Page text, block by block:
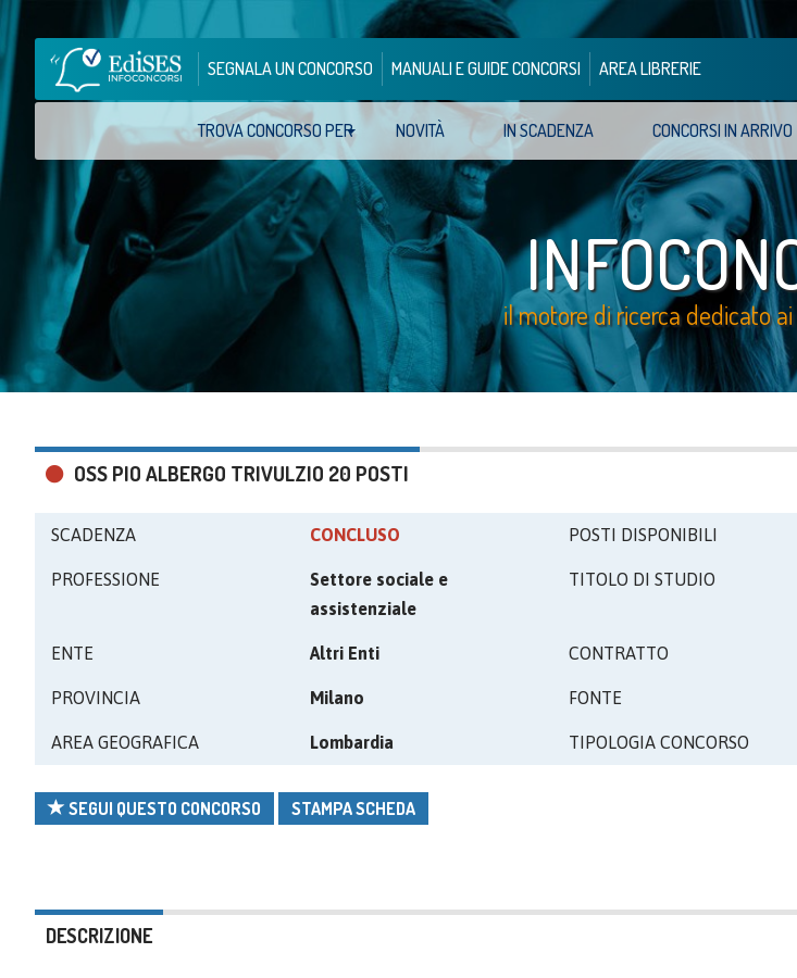
SEGNALA UN CONCORSO MANUALI E GUIDE CONCORSI AREA LIBRERIE
TROVA CONCORSO PER NOVITÀ IN SCADENZA CONCORSI IN ARRIVO
il motore di ricerca dedicato
OSS PIO ALBERGO TRIVULZIO 20 POSTI
SCADENZA CONCLUSO POSTI DISPONIBILI
PROFESSIONE
Settore sociale e
assistenziale
TITOLO DI STUDIO
ENTE Altri Enti CONTRATTO
PROVINCIA Milano FONTE
AREA GEOGRAFICA Lombardia TIPOLOGIA CONCORSO
SEGUI QUESTO CONCORSO STAMPA SCHEDA
DESCRIZIONE